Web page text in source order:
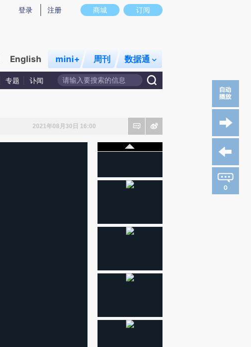
商城 订阅
登录 注册
English mini+ 周刊 数据通
专题 讣闻
2021年08月30日 16:00
0